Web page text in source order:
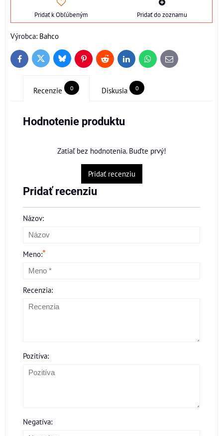
Pridať k Obľúbeným Pridať do zoznamu
Výrobca: Bahco
FacebookTwitter BlueskyPinterestReddit LinkedInWhatsApp
E-
mail
Recenzie 0 Diskusia 0
Hodnotenie produktu
Zatiaľ bez hodnotenia. Buďte prvý!
Pridať recenziu
Pridať recenziu
Názov:
Meno:*
Recenzia:
Pozitíva:
Negatíva: